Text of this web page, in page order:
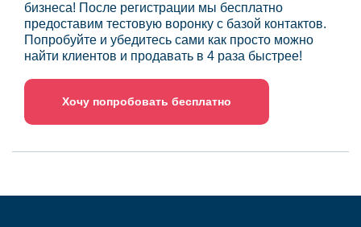
бизнеса! После регистрации мы бесплатно
предоставим тестовую воронку с базой контактов.
Попробуйте и убедитесь сами как просто можно
найти клиентов и продавать в 4 раза быстрее!
Хочу попробовать бесплатно